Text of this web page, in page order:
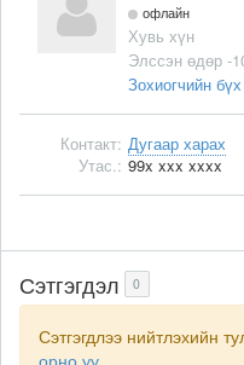
офлайн
Хувь хүн
Элссэн өдөр -
Зохиогчийн
Контакт: Дугаар харах
Утас.: 99x xxx xxxx
Сэтгэгдэл 0
Сэтгэгдлээ нийтлэхийн
орно уу.